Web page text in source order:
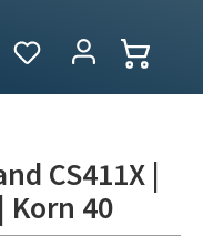
CS411X |
Korn 40